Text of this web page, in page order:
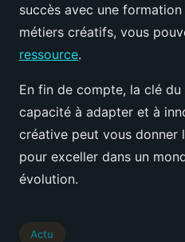
succès avec une
métiers créatifs, vous
ressource.
En fin de compte, la clé
capacité à adapter et à
créative peut vous donner
pour exceller dans un
évolution.
Actu